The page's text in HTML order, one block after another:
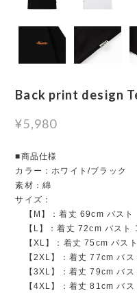
Back print design
¥5,980
■商品仕様
カラー：ホワイト/ブラック
素材：綿
サイズ：
【M】：着丈 69cm バス
【L】：着丈 72cm バスト
【XL】：着丈 75cm バス
【2XL】：着丈 77cm バ
【3XL】：着丈 79cm バ
【4XL】：着丈 81cm バ